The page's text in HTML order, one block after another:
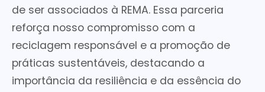
de ser associados à REMA. Essa parceria
reforça nosso compromisso com a
reciclagem responsável e a promoção de
práticas sustentáveis, destacando a
importância da resiliência e da essência do